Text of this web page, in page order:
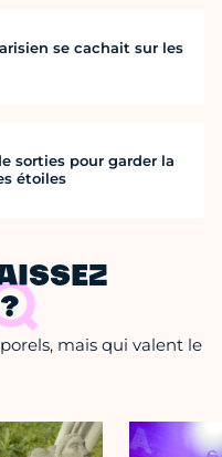
se cachait sur les
sorties pour garder la
étoiles
mais qui valent le